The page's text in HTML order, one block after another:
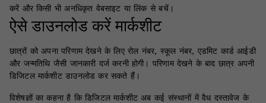
करें और किसी भी अनधिकृत वेबसाइट या लिंक से बचें।
ऐसे डाउनलोड करें मार्कशीट
छात्रों को अपना परिणाम देखने के लिए रोल नंबर, स्कूल नंबर, एडमिट कार्ड आईडी
और जन्मतिथि जैसी जानकारी दर्ज करनी होगी। परिणाम देखने के बाद छात्र अपनी
डिजिटल मार्कशीट डाउनलोड कर सकते हैं।
विशेषज्ञों का कहना है कि डिजिटल मार्कशीट अब कई संस्थानों में वैध दस्तावेज के